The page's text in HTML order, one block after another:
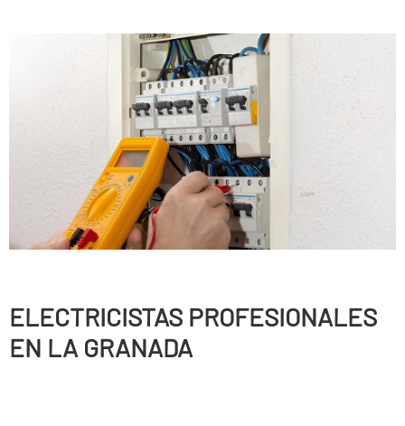
ELECTRICISTAS PROFESIONALES
EN LA GRANADA